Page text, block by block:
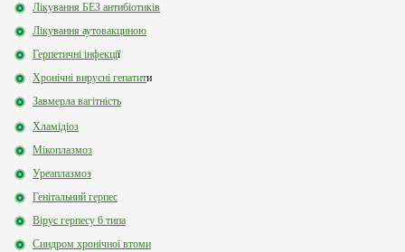
Лікування БЕЗ антибіотиків
Лікування аутовакциною
Герпетичні інфекції
Хронічні вирусні гепатити
Завмерла вагітність
Хламідіоз
Мікоплазмоз
Уреаплазмоз
Генітальний герпес
Вірус герпесу 6 типа
Синдром хронічної втоми